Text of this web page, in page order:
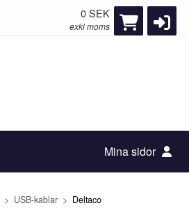
0 SEK
exkl moms
Mina sidor
USB-kablar Deltaco